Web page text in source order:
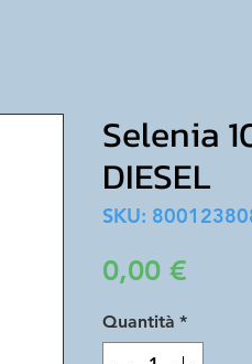
Selenia
DIESEL
SKU:
0,00 €
Quantità *